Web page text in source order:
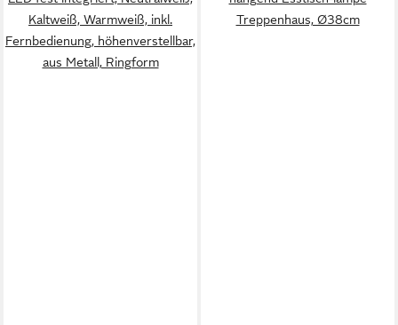
Kaltweiß, Warmweiß, inkl.
Fernbedienung, höhenverstellbar,
aus Metall, Ringform
Treppenhaus, Ø38cm